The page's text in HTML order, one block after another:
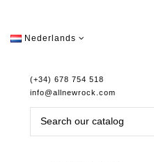
Nederlands
(+34) 678 754 518
info@allnewrock.com